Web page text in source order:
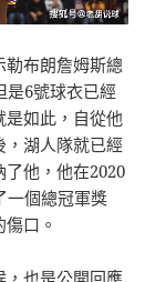
布朗詹姆斯總
是6號球衣已經
如此，自從他
，湖人隊就已經
他，他在2020
一個總冠軍獎
口。
，也是公開回應